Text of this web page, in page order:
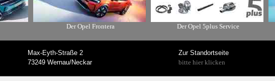
Der Opel Frontera Der Opel 5plus Service
Max-Eyth-Straße 2
73249 Wernau/Neckar
Zur Standortseite
bitte hier klicken